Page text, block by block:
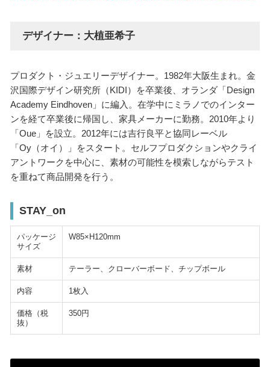
デザイナー：大植亜希子
プロダクト・ジュエリーデザイナー。1982年大阪生まれ。金
沢国際デザイン研究所（KIDI）を卒業後、オランダ「Design
Academy Eindhoven」に編入。在学中にミラノでのインター
ンを経て卒業後に帰国し、家具メーカーに勤務。2010年より
「Oue」を設立。2012年には吉行良平と協同レーベル
「Oy（オイ）」をスタート。セルフプロダクションやクライ
アントワークを中心に、素材の可能性を模索しながらテスト
を重ねて商品開発を行う。
STAY_on
パッケージ
サイズ
W85×H120mm
素材 テーラー、クローバーボード、チップボール
内容 1枚入
価格（税
抜）
350円